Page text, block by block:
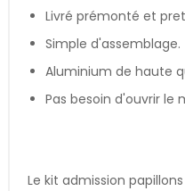
Livré prémonté et
Simple d'assemblage.
Aluminium de haute
Pas besoin d'ouvrir le
Le kit admission